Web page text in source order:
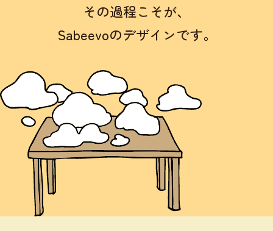
その過程こそが、
Sabeevoのデザインです。